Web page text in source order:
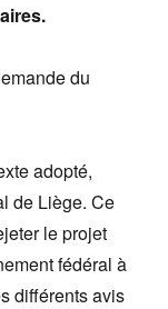
du
adopté,
de Liège. Ce
le projet
fédéral à
différents avis